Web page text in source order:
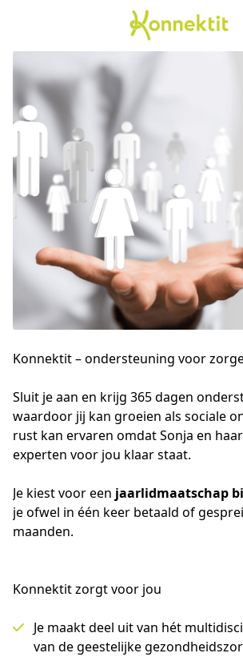
Konnektit – ondersteuning voor
Sluit je aan en krijg 365 dagen
waardoor jij kan groeien als sociale
rust kan ervaren omdat Sonja en
experten voor jou klaar staat.
Je kiest voor een jaarlidmaatschap
je ofwel in één keer betaald of
maanden.
Konnektit zorgt voor jou
Je maakt deel uit van hét
van de geestelijke